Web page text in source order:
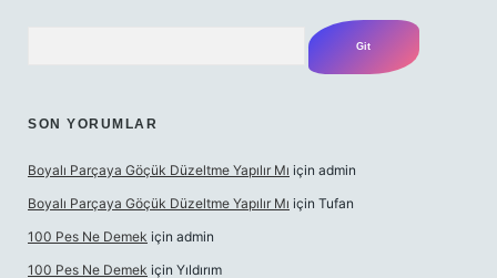
SON YORUMLAR
Boyalı Parçaya Göçük Düzeltme Yapılır Mı için admin
Boyalı Parçaya Göçük Düzeltme Yapılır Mı için Tufan
100 Pes Ne Demek için admin
100 Pes Ne Demek için Yıldırım